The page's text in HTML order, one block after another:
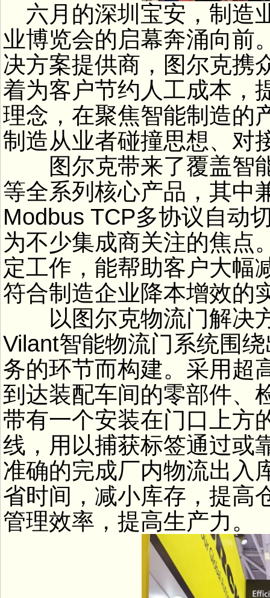
六月的深圳宝安，制造
业博览会的启幕奔涌向前
决方案提供商，图尔克携
着为客户节约人工成本，
理念，在聚焦智能制造的
制造从业者碰撞思想、对
图尔克带来了覆盖智
等全系列核心产品，其中
Modbus TCP多协议自动
为不少集成商关注的焦点
定工作，能帮助客户大幅
符合制造企业降本增效的
以图尔克物流门解决
Vilant智能物流门系统围
务的环节而构建。采用超
到达装配车间的零部件、
带有一个安装在门口上方
线，用以捕获标签通过或
准确的完成厂内物流出入
省时间，减小库存，提高
管理效率，提高生产力。